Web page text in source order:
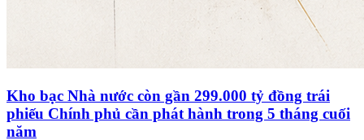
Kho bạc Nhà nước còn gần 299.000 tỷ đồng trái
phiếu Chính phủ cần phát hành trong 5 tháng cuối
năm